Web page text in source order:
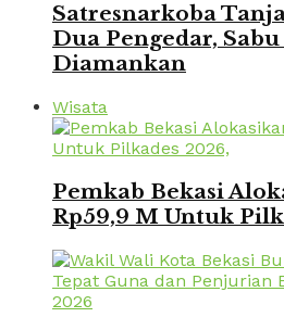
Satresnarkoba
Dua Pengedar,
Diamankan
Wisata
Pemkab Bekasi
Rp59,9 M Untuk